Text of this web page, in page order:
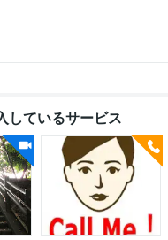
しているサービス